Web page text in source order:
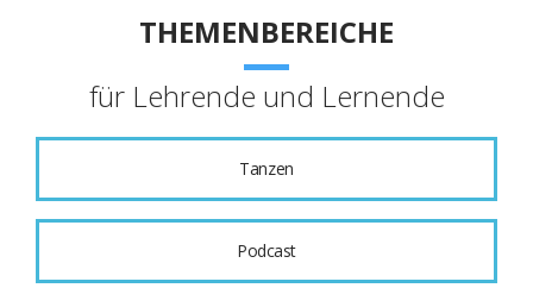
THEMENBEREICHE
für Lehrende und Lernende
Tanzen
Podcast